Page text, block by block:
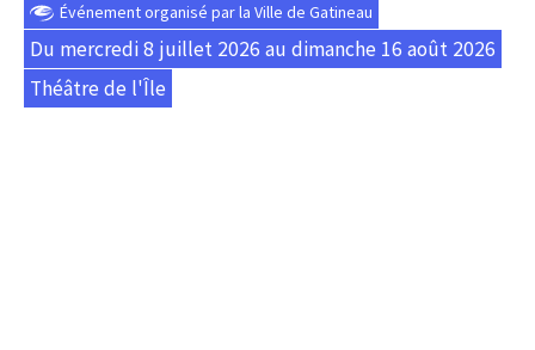
Événement organisé par la Ville de Gatineau
Du mercredi 8 juillet 2026 au dimanche 16 août 2026
Théâtre de l'Île